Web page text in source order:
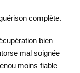
complète.
bien
mal soignée
moins fiable